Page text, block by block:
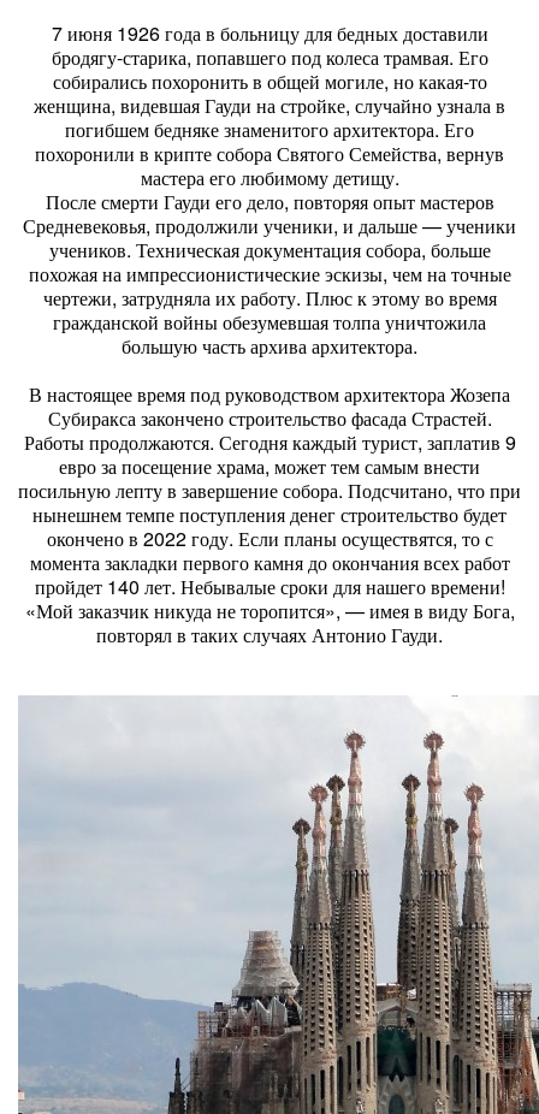
7 июня 1926 года в больницу для бедных доставили
бродягу-старика, попавшего под колеса трамвая. Его
собирались похоронить в общей могиле, но какая-то
женщина, видевшая Гауди на стройке, случайно узнала в
погибшем бедняке знаменитого архитектора. Его
похоронили в крипте собора Святого Семейства, вернув
мастера его любимому детищу.
После смерти Гауди его дело, повторяя опыт мастеров
Средневековья, продолжили ученики, и дальше — ученики
учеников. Техническая документация собора, больше
похожая на импрессионистические эскизы, чем на точные
чертежи, затрудняла их работу. Плюс к этому во время
гражданской войны обезумевшая толпа уничтожила
большую часть архива архитектора.
В настоящее время под руководством архитектора Жозепа
Субиракса закончено строительство фасада Страстей.
Работы продолжаются. Сегодня каждый турист, заплатив 9
евро за посещение храма, может тем самым внести
посильную лепту в завершение собора. Подсчитано, что при
нынешнем темпе поступления денег строительство будет
окончено в 2022 году. Если планы осуществятся, то с
момента закладки первого камня до окончания всех работ
пройдет 140 лет. Небывалые сроки для нашего времени!
«Мой заказчик никуда не торопится», — имея в виду Бога,
повторял в таких случаях Антонио Гауди.